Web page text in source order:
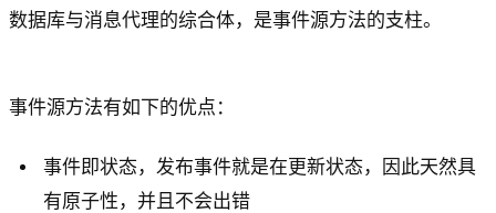
数据库与消息代理的综合体，是事件源方法的支柱。
事件源方法有如下的优点：
事件即状态，发布事件就是在更新状态，因此天然具
有原子性，并且不会出错